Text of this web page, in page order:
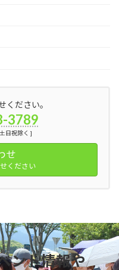
ください。
3789
日祝除く ]
せ
ください
ント情報や